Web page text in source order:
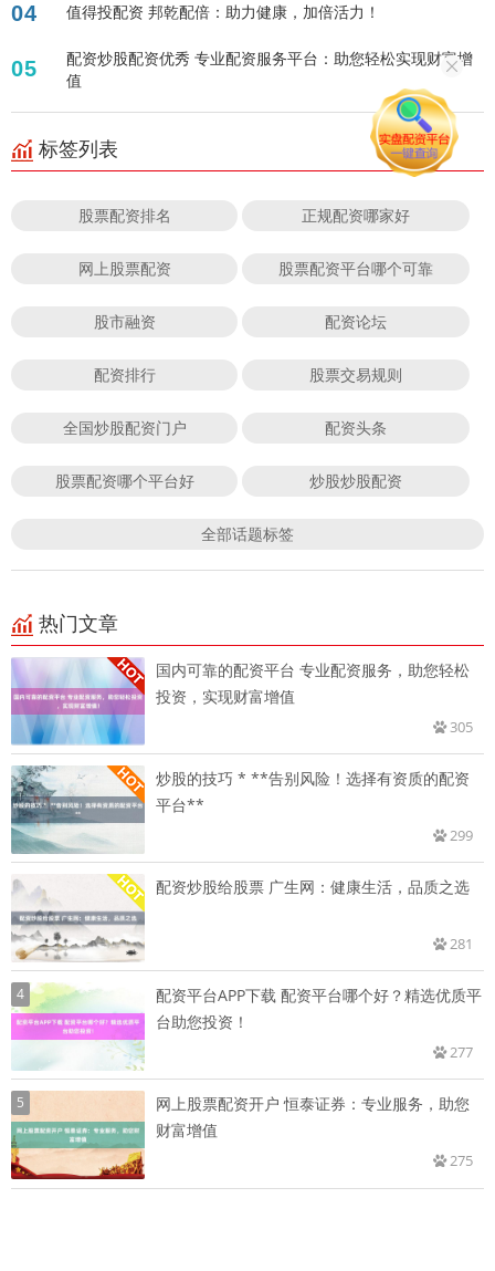
04 值得投配资 邦乾配倍：助力健康，加倍活力！
05
配资炒股配资优秀 专业配资服务平台：助您轻松实现财富增
值
标签列表
股票配资排名 正规配资哪家好
网上股票配资 股票配资平台哪个可靠
股市融资 配资论坛
配资排行 股票交易规则
全国炒股配资门户 配资头条
股票配资哪个平台好 炒股炒股配资
全部话题标签
热门文章
国内可靠的配资平台 专业配资服务，助您轻松
投资，实现财富增值
305
炒股的技巧 * **告别风险！选择有资质的配资
平台**
299
配资炒股给股票 广生网：健康生活，品质之选
281
4
配资平台APP下载 配资平台哪个好？精选优质平
台助您投资！
277
5
网上股票配资开户 恒泰证券：专业服务，助您
财富增值
275